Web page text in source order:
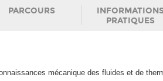
PARCOURS
INFORMATIONS
PRATIQUES
mécanique des fluides et de